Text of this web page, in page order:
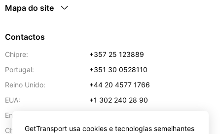
Mapa do site
Contactos
Chipre:
+357 25 123889
Portugal:
+351 30 0528110
Reino Unido:
+44 20 4577 1766
EUA:
+1 302 240 28 90
Endereço de e-mail:
Chipre:
57 Spyrou Kyprianou,Lárnaca 6051
GetTransport usa cookies e tecnologias semelhantes